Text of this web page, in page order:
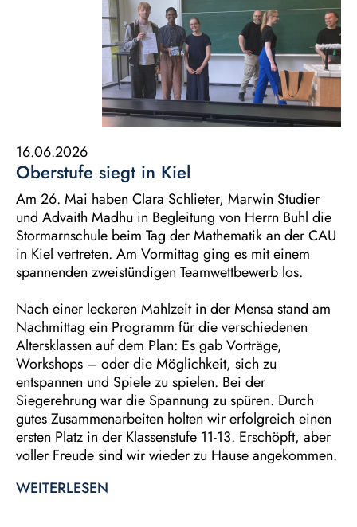
16.06.2026
Oberstufe siegt in Kiel
Am 26. Mai haben Clara Schlieter, Marwin Studier
und Advaith Madhu in Begleitung von Herrn Buhl die
Stormarnschule beim Tag der Mathematik an der CAU
in Kiel vertreten. Am Vormittag ging es mit einem
spannenden zweistündigen Teamwettbewerb los.
Nach einer leckeren Mahlzeit in der Mensa stand am
Nachmittag ein Programm für die verschiedenen
Altersklassen auf dem Plan: Es gab Vorträge,
Workshops – oder die Möglichkeit, sich zu
entspannen und Spiele zu spielen. Bei der
Siegerehrung war die Spannung zu spüren. Durch
gutes Zusammenarbeiten holten wir erfolgreich einen
ersten Platz in der Klassenstufe 11-13. Erschöpft, aber
voller Freude sind wir wieder zu Hause angekommen.
WEITERLESEN